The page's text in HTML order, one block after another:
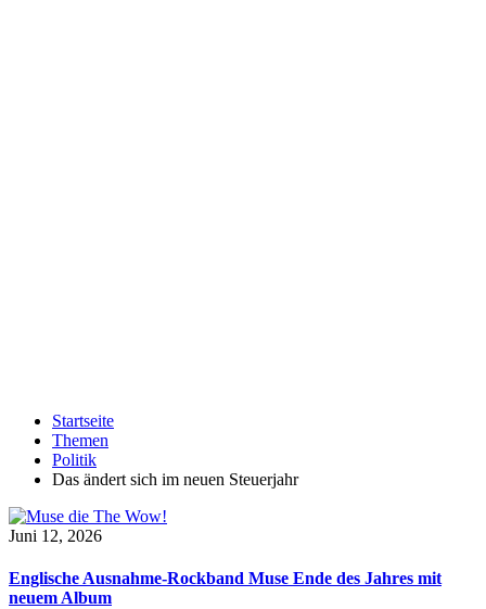
Startseite
Themen
Politik
Das ändert sich im neuen Steuerjahr
Juni 12, 2026
Englische Ausnahme-Rockband Muse Ende des Jahres mit
neuem Album